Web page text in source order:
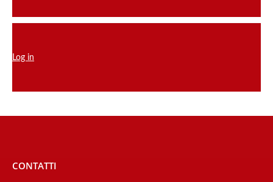
Log in
CONTATTI